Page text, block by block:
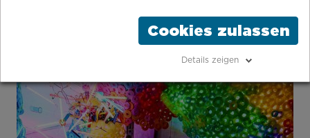
Cookies zulassen
Details zeigen